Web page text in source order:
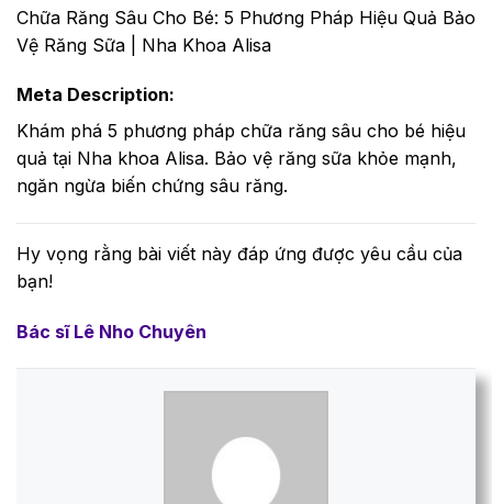
Chữa Răng Sâu Cho Bé: 5 Phương Pháp Hiệu Quả Bảo
Vệ Răng Sữa | Nha Khoa Alisa
Meta Description:
Khám phá 5 phương pháp chữa răng sâu cho bé hiệu
quả tại Nha khoa Alisa. Bảo vệ răng sữa khỏe mạnh,
ngăn ngừa biến chứng sâu răng.
Hy vọng rằng bài viết này đáp ứng được yêu cầu của
bạn!
Bác sĩ Lê Nho Chuyên